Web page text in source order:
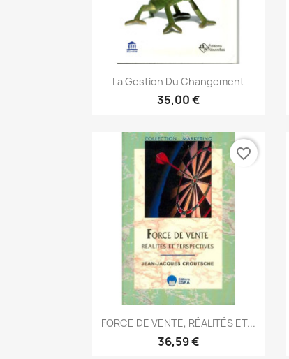
Aperçu rapide
La Gestion Du Changement
35,00 €
Aperçu rapide
FORCE DE VENTE, RÉALITÉS ET...
36,59 €
favorite_border